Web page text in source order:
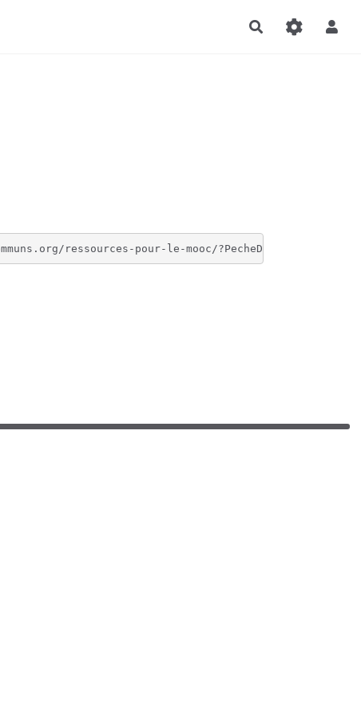
Rechercher